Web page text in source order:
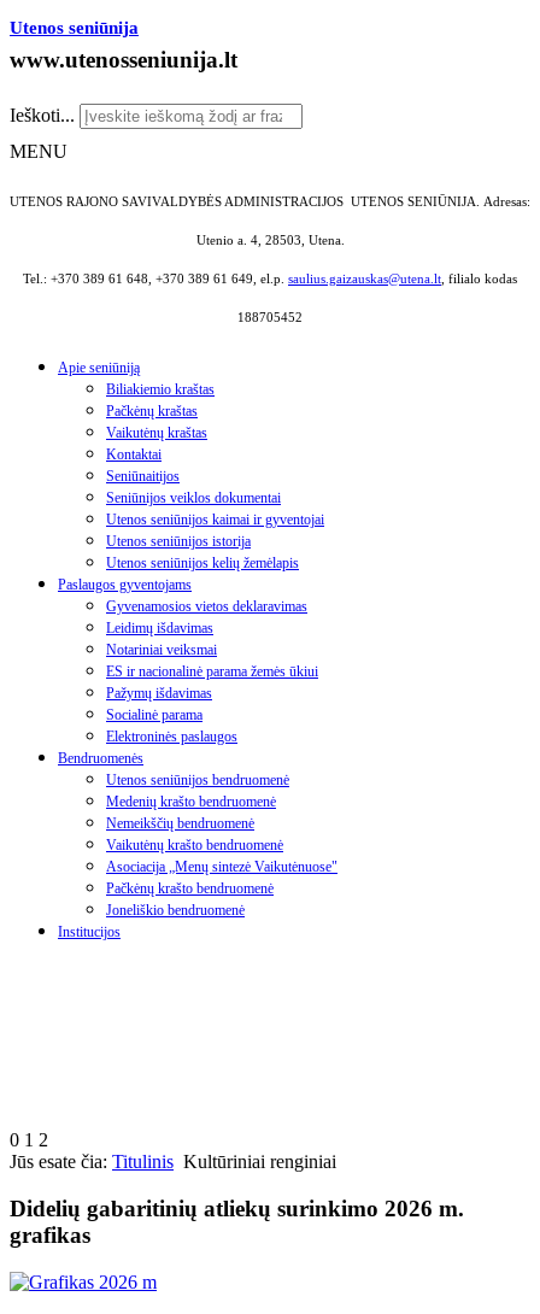
Utenos seniūnija
www.utenosseniunija.lt
Ieškoti...
MENU
UTENOS RAJONO SAVIVALDYBĖS ADMINISTRACIJOS UTENOS SENIŪNIJA. Adresas:
Utenio a. 4, 28503, Utena.
Tel.: +370 389 61 648, +370 389 61 649, el.p. saulius.gaizauskas@utena.lt, filialo kodas
188705452
Apie seniūniją
Biliakiemio kraštas
Pačkėnų kraštas
Vaikutėnų kraštas
Kontaktai
Seniūnaitijos
Seniūnijos veiklos dokumentai
Utenos seniūnijos kaimai ir gyventojai
Utenos seniūnijos istorija
Utenos seniūnijos kelių žemėlapis
Paslaugos gyventojams
Gyvenamosios vietos deklaravimas
Leidimų išdavimas
Notariniai veiksmai
ES ir nacionalinė parama žemės ūkiui
Pažymų išdavimas
Socialinė parama
Elektroninės paslaugos
Bendruomenės
Utenos seniūnijos bendruomenė
Medenių krašto bendruomenė
Nemeikščių bendruomenė
Vaikutėnų krašto bendruomenė
Asociacija „Menų sintezė Vaikutėnuose"
Pačkėnų krašto bendruomenė
Joneliškio bendruomenė
Institucijos
0 1 2
Jūs esate čia: Titulinis Kultūriniai renginiai
Didelių gabaritinių atliekų surinkimo 2026 m.
grafikas